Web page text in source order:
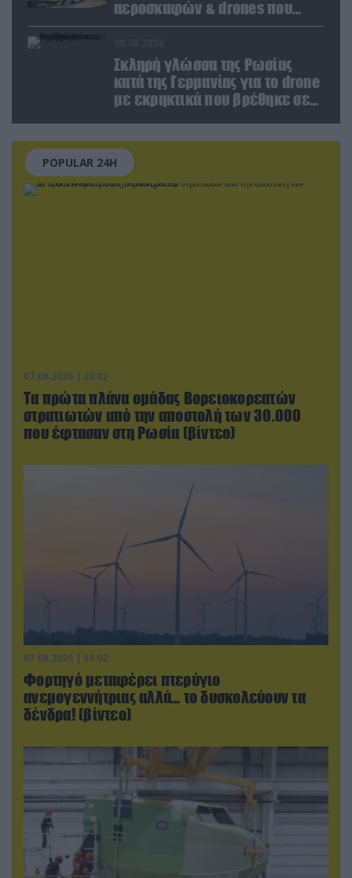
αεροσκαφών & drones που
καταρρίφθηκαν
Σκληρή γλώσσα της Ρωσίας
κατά της Γερμανίας για το drone
με εκρηκτικά που βρέθηκε σε
POPULAR 24H
07.08.2026 | 23:02
Τα πρώτα πλάνα ομάδας Βορειοκορεατών
στρατιωτών από την αποστολή των 30.000
που έφτασαν στη Ρωσία (βίντεο)
07.08.2026 | 16:02
Φορτηγό μεταφέρει πτερύγιο
ανεμογεννήτριας αλλά… το δυσκολεύουν τα
δένδρα! (βίντεο)